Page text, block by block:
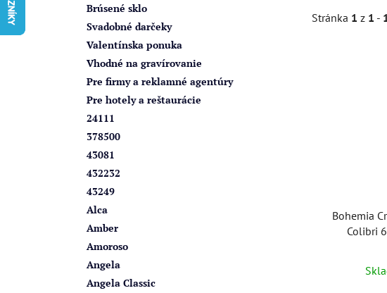
Brúsené sklo
Svadobné darčeky
Valentínska ponuka
Vhodné na gravírovanie
Pre firmy a reklamné agentúry
Pre hotely a reštaurácie
24111
378500
43081
432232
43249
Alca
Amber
Amoroso
Angela
Angela Classic
Stránka 1 z 1 -
Bohemia
Colibri